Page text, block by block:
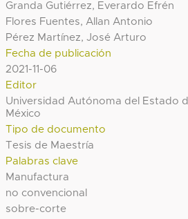
Granda Gutiérrez, Everardo Efrén
Flores Fuentes, Allan Antonio
Pérez Martínez, José Arturo
Fecha de publicación
2021-11-06
Editor
Universidad Autónoma del Estado
México
Tipo de documento
Tesis de Maestría
Palabras clave
Manufactura
no convencional
sobre-corte